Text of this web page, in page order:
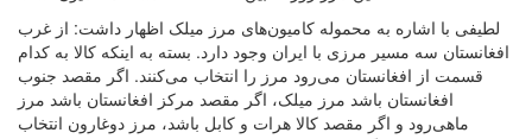
لطیفی با اشاره به محموله کامیون‌های مرز میلک اظهار داشت: از غرب
افغانستان سه مسیر مرزی با ایران وجود دارد. بسته به اینکه کالا به کدام
قسمت از افغانستان می‌رود مرز را انتخاب می‌کنند. اگر مقصد جنوب
افغانستان باشد مرز میلک، اگر مقصد مرکز افغانستان باشد مرز
ماهی‌رود و اگر مقصد کالا هرات و کابل باشد، مرز دوغارون انتخاب